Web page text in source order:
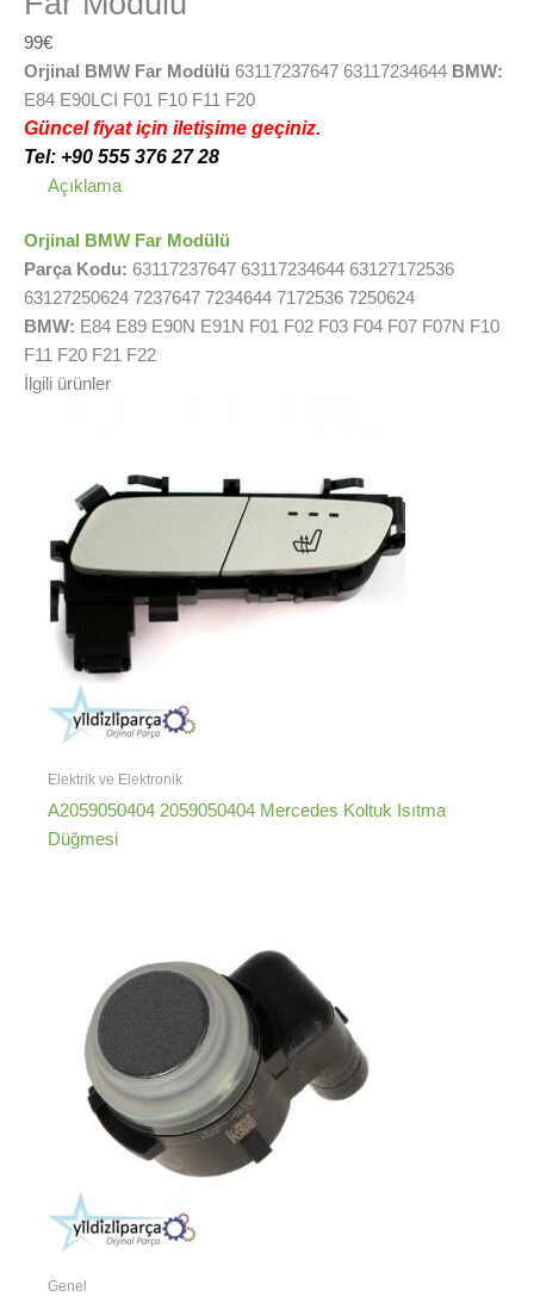
99€
Orjinal BMW Far Modülü 63117237647 63117234644 BMW:
E84 E90LCI F01 F10 F11 F20
Güncel fiyat için iletişime geçiniz.
Tel: +90 555 376 27 28
Açıklama
Orjinal BMW Far Modülü
Parça Kodu: 63117237647 63117234644 63127172536
63127250624 7237647 7234644 7172536 7250624
BMW: E84 E89 E90N E91N F01 F02 F03 F04 F07 F07N F10
F11 F20 F21 F22
İlgili ürünler
Elektrik ve Elektronik
A2059050404 2059050404 Mercedes Koltuk Isıtma
Düğmesi
Genel